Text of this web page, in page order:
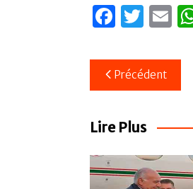
F
c
e
o
o
k
T
itt
er
E
ail
Navigation
de
l’article
Précédent
Lire Plus